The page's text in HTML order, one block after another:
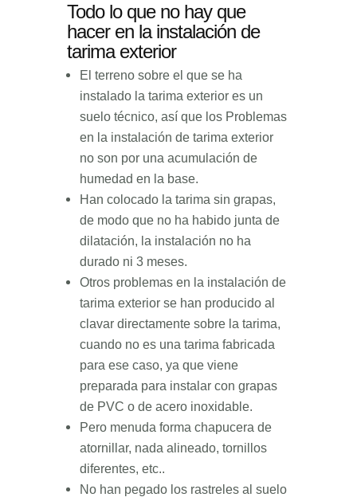
Todo lo que no hay que
hacer en la instalación de
tarima exterior
El terreno sobre el que se ha
instalado la tarima exterior es un
suelo técnico, así que los Problemas
en la instalación de tarima exterior
no son por una acumulación de
humedad en la base.
Han colocado la tarima sin grapas,
de modo que no ha habido junta de
dilatación, la instalación no ha
durado ni 3 meses.
Otros problemas en la instalación de
tarima exterior se han producido al
clavar directamente sobre la tarima,
cuando no es una tarima fabricada
para ese caso, ya que viene
preparada para instalar con grapas
de PVC o de acero inoxidable.
Pero menuda forma chapucera de
atornillar, nada alineado, tornillos
diferentes, etc..
No han pegado los rastreles al suelo